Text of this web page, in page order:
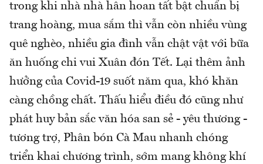
trong khi nhà nhà hân hoan tất bật chuẩn bị
trang hoàng, mua sắm thì vẫn còn nhiều vùng
quê nghèo, nhiều gia đình vẫn chật vật với bữa
ăn huống chi vui Xuân đón Tết. Lại thêm ảnh
hưởng của Covid-19 suốt năm qua, khó khăn
càng chồng chất. Thấu hiểu điều đó cũng như
phát huy bản sắc văn hóa san sẻ - yêu thương -
tương trợ, Phân bón Cà Mau nhanh chóng
triển khai chương trình, sớm mang không khí